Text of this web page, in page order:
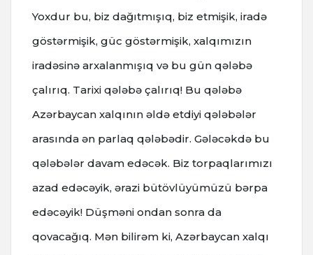
Yoxdur bu, biz dağıtmışıq, biz etmişik, iradə
göstərmişik, güc göstərmişik, xalqımızın
iradəsinə arxalanmışıq və bu gün qələbə
çalırıq. Tarixi qələbə çalırıq! Bu qələbə
Azərbaycan xalqının əldə etdiyi qələbələr
arasında ən parlaq qələbədir. Gələcəkdə bu
qələbələr davam edəcək. Biz torpaqlarımızı
azad edəcəyik, ərazi bütövlüyümüzü bərpa
edəcəyik! Düşməni ondan sonra da
qovacağıq. Mən bilirəm ki, Azərbaycan xalqı